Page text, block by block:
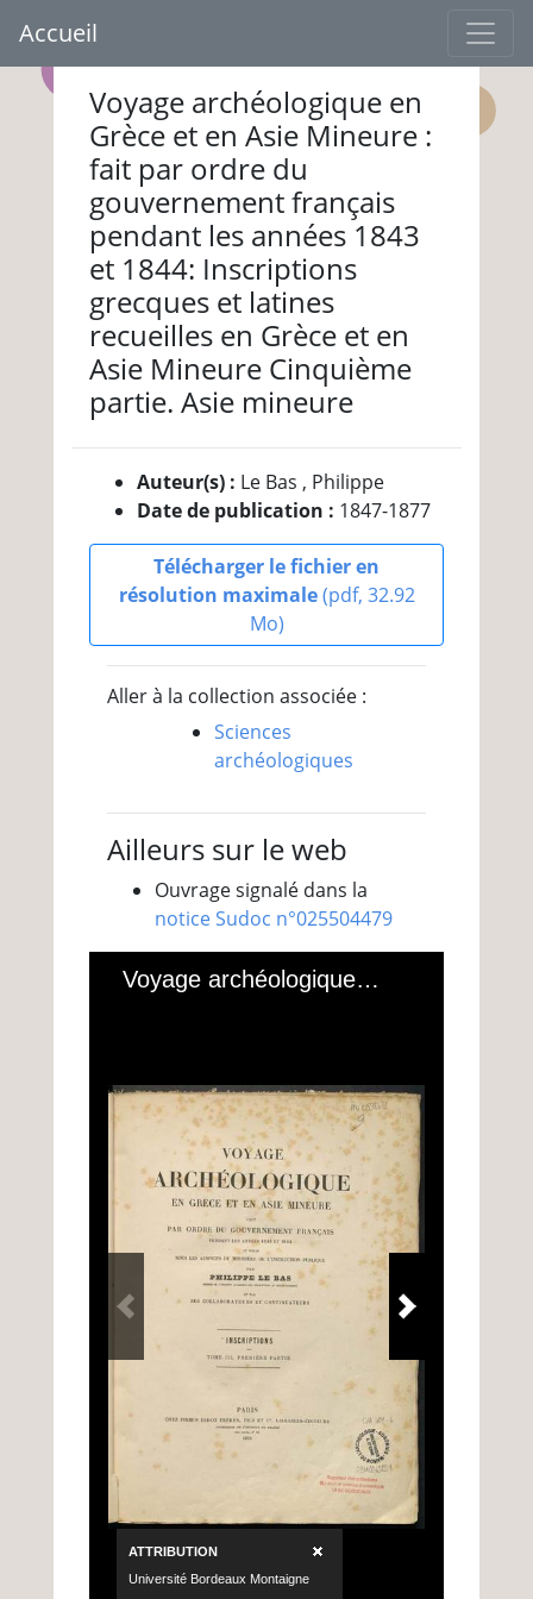
Accueil
Voyage archéologique en
Grèce et en Asie Mineure :
fait par ordre du
gouvernement français
pendant les années 1843
et 1844: Inscriptions
grecques et latines
recueilles en Grèce et en
Asie Mineure Cinquième
partie. Asie mineure
Auteur(s) : Le Bas , Philippe
Date de publication : 1847-1877
Télécharger le fichier en
résolution maximale(pdf, 32.92
Mo)
Aller à la collection associée :
Sciences
archéologiques
Ailleurs sur le web
Ouvrage signalé dans la
notice Sudoc n°025504479